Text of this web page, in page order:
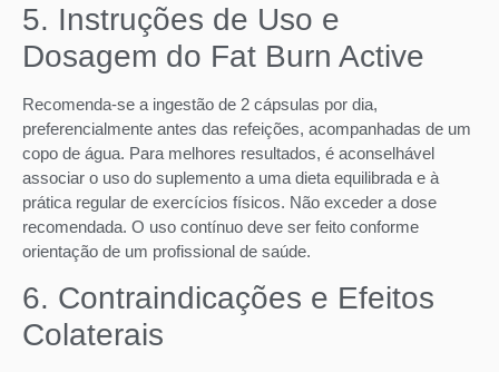
5. Instruções de Uso e
Dosagem do Fat Burn Active
Recomenda-se a ingestão de 2 cápsulas por dia,
preferencialmente antes das refeições, acompanhadas de um
copo de água. Para melhores resultados, é aconselhável
associar o uso do suplemento a uma dieta equilibrada e à
prática regular de exercícios físicos. Não exceder a dose
recomendada. O uso contínuo deve ser feito conforme
orientação de um profissional de saúde.
6. Contraindicações e Efeitos
Colaterais